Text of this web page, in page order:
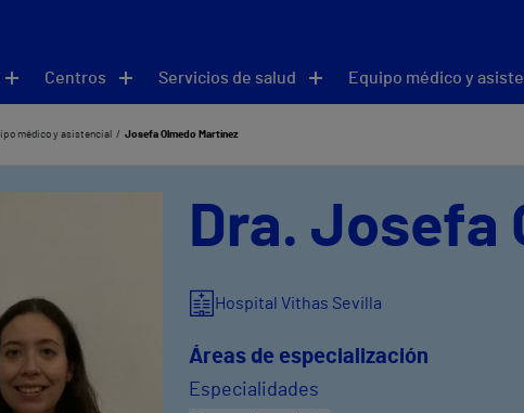
Centros Servicios de salud Equipo médico y
médico y asistencial Josefa Olmedo Martínez
Dra. Josefa
Hospital Vithas Sevilla
Áreas de especialización
Especialidades